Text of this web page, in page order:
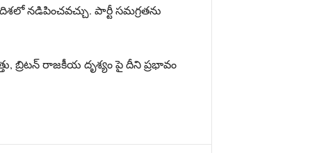
నడిపించవచ్చు. పార్టీ సమగ్రతను
రాజకీయ దృశ్యం పై దీని ప్రభావం